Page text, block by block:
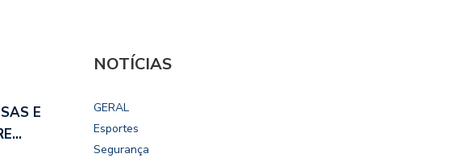
E
NOTÍCIAS
GERAL
Esportes
Segurança